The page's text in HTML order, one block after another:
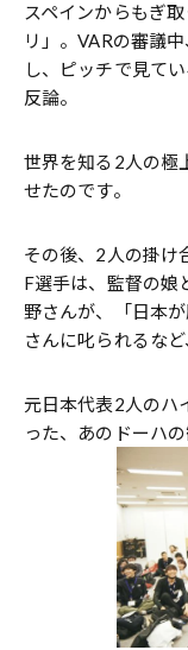
スペインからもぎ
リ」。VARの審議
し、ピッチで見て
反論。
世界を知る2人の極
せたのです。
その後、2人の掛け
F選手は、監督の娘
野さんが、「日本
さんに叱られるな
元日本代表2人のハ
った、あのドーハ